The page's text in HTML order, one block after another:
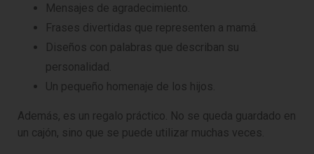
Mensajes de agradecimiento.
Frases divertidas que representen a mamá.
Diseños con palabras que describan su
personalidad.
Un pequeño homenaje de los hijos.
Además, es un regalo práctico. No se queda guardado en
un cajón, sino que se puede utilizar muchas veces.